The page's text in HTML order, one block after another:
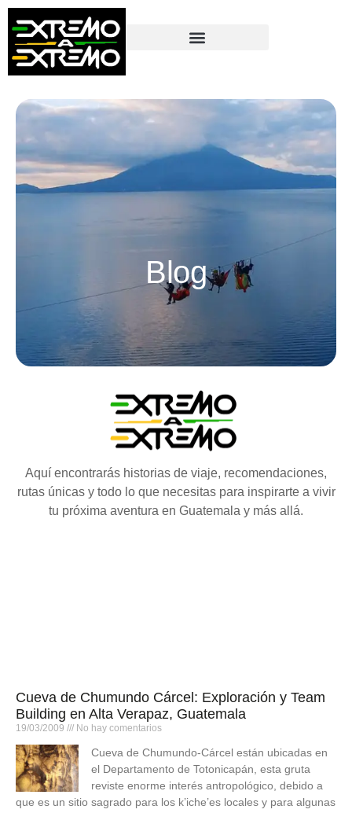
contenido
Blog
Aquí encontrarás historias de viaje, recomendaciones,
rutas únicas y todo lo que necesitas para inspirarte a vivir
tu próxima aventura en Guatemala y más allá.
Cueva de Chumundo Cárcel: Exploración y Team
Building en Alta Verapaz, Guatemala
19/03/2009 No hay comentarios
Cueva de Chumundo-Cárcel están ubicadas en
el Departamento de Totonicapán, esta gruta
reviste enorme interés antropológico, debido a
que es un sitio sagrado para los k’iche’es locales y para algunas